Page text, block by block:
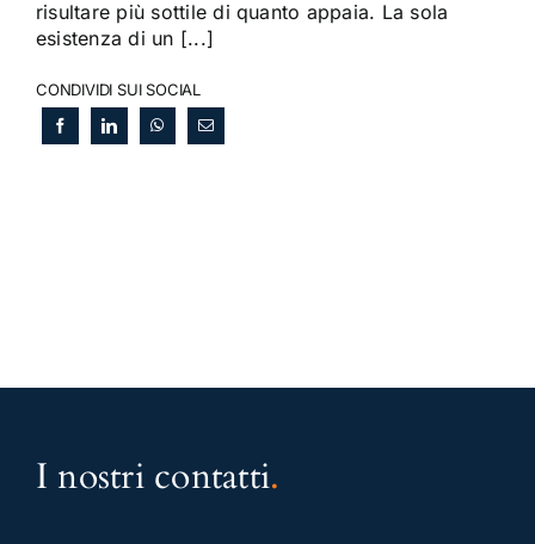
risultare più sottile di quanto appaia. La sola
esistenza di un [...]
CONDIVIDI SUI SOCIAL
I nostri contatti.